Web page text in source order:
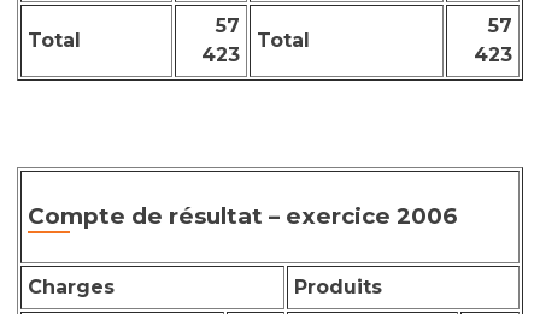
Total
57
423
Total
57
423
Compte de résultat – exercice 2006
Charges
Produits